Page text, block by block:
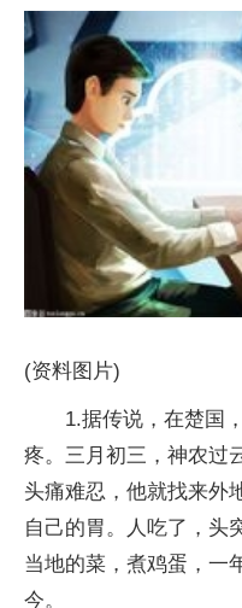
(资料图片)
1.据传说，在楚国
疼。三月初三，神农过
头痛难忍，他就找来外
自己的胃。人吃了，头
当地的菜，煮鸡蛋，一
今。